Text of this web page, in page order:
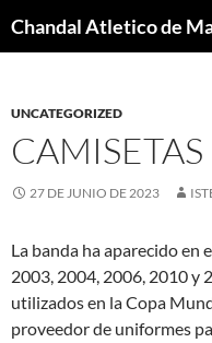
UNCATEGORIZED
27 DE JUNIO DE 2023
La banda ha aparecido en
2003, 2004, 2006, 2010 y
utilizados en la Copa
proveedor de uniformes